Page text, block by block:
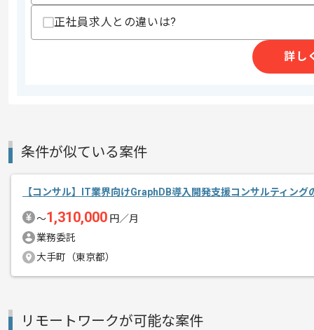
基本的には常駐での作業を見込んでおり
正社員求人との違いは?
詳し
条件が似ている案件
【コンサル】IT業界向けGraphDB導入開発支援コンサルティング
〜1,310,000 円／月
業務委託
大手町（東京都）
リモートワークが可能な案件